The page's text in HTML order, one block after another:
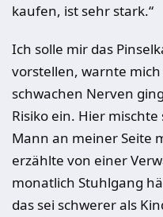
kaufen, ist sehr stark.“
Ich solle mir das
vorstellen, warnte
schwachen Nerven
Risiko ein. Hier
Mann an meiner Seite
erzählte von einer
monatlich Stuhlgang
das sei schwerer als